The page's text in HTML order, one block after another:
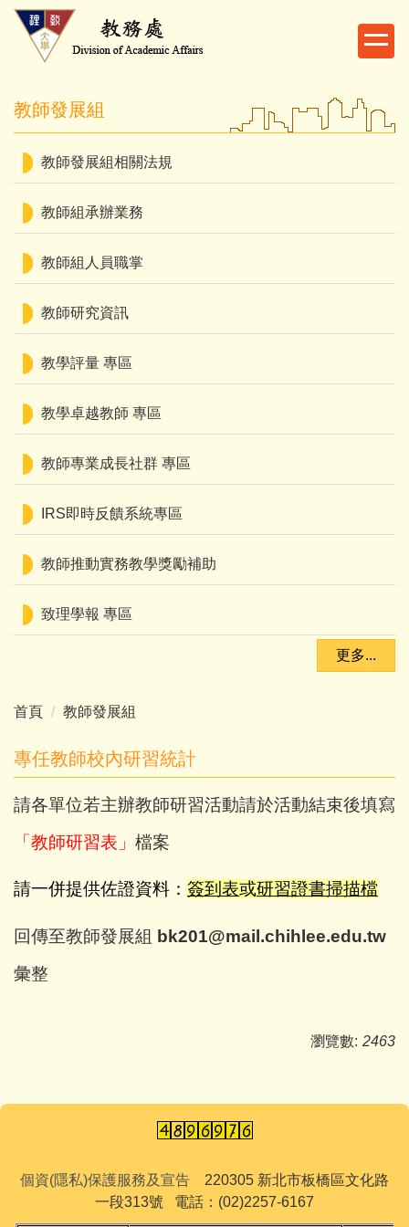
跳
內
容
教師發展組
教師發展組相關法規
教師組承辦業務
教師組人員職掌
教師研究資訊
教學評量 專區
教學卓越教師 專區
教師專業成長社群 專區
IRS即時反饋系統專區
教師推動實務教學獎勵補助
致理學報 專區
更多...
首頁 教師發展組
專任教師校內研習統計
請各單位若主辦教師研習活動請於活動結束後填寫
「教師研習表」 檔案
請一併提供佐證資料： 簽到表或研習證書掃描檔
回傳至教師發展組
bk201@mail.chihlee.edu.tw
彙整
瀏覽數: 2463
個資(隱私)保護服務及宣告 220305 新北市板橋區文化路
一段313號 電話：(02)2257-6167